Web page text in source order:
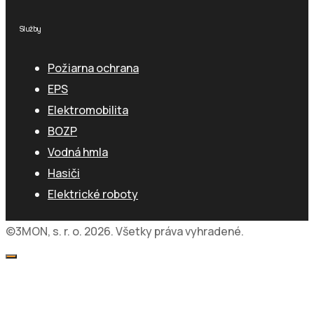
Služby
Požiarna ochrana
EPS
Elektromobilita
BOZP
Vodná hmla
Hasiči
Elektrické roboty
©3MON, s. r. o. 2026. Všetky práva vyhradené.